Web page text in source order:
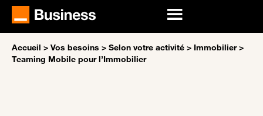
Accueil > Vos besoins > Selon votre activité > Immobilier>
Teaming Mobile pour l’Immobilier